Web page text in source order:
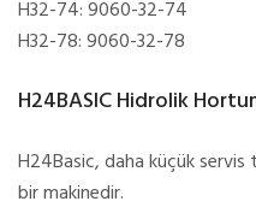
H32-74: 9060-32-74
H32-78: 9060-32-78
H24BASIC Hidrolik
H24Basic, daha küçük
bir makinedir.